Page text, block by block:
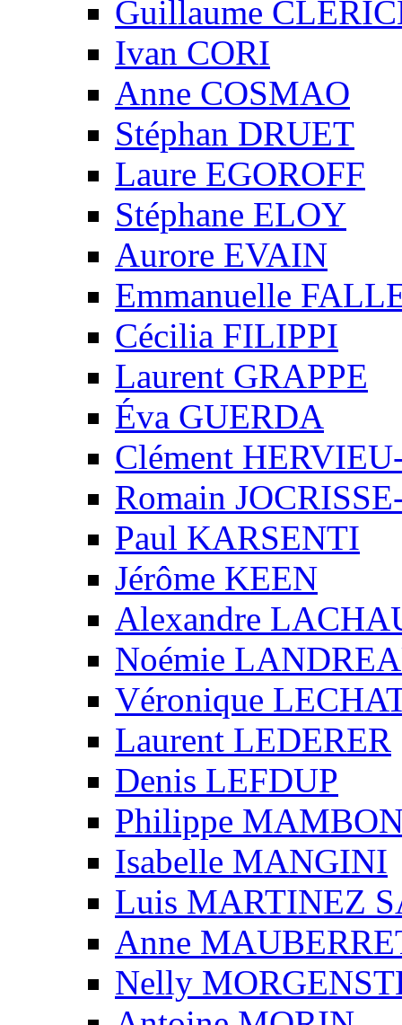
Guillaume
Ivan CORI
Anne COSMAO
Stéphan DRUET
Laure EGOROFF
Stéphane ELOY
Aurore EVAIN
Emmanuelle
Cécilia FILIPPI
Laurent GRAPPE
Éva GUERDA
Clément
Romain
Paul KARSENTI
Jérôme KEEN
Alexandre
Noémie
Véronique
Laurent LEDERER
Denis LEFDUP
Philippe
Isabelle MANGINI
Luis MARTINEZ
Anne
Nelly